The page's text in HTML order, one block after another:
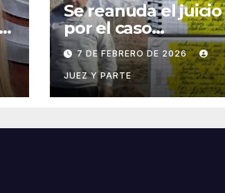
Se reanuda el juicio
por el caso
Cuadernos y
expone la defensa
de Cristina Kirchner
7 DE FEBRERO DE 2026
JUEZ Y PARTE